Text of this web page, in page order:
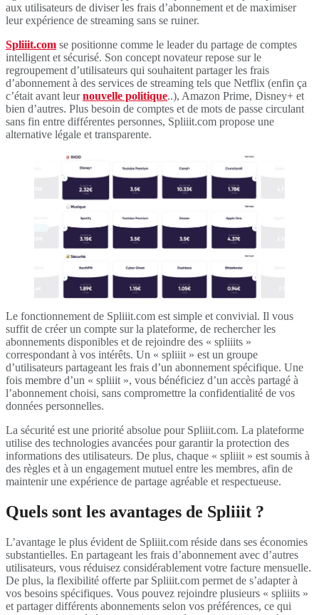
aux utilisateurs de diviser les frais d’abonnement et de maximiser
leur expérience de streaming sans se ruiner.
Spliiit.com se positionne comme le leader du partage de comptes
intelligent et sécurisé. Son concept novateur repose sur le
regroupement d’utilisateurs qui souhaitent partager les frais
d’abonnement à des services de streaming tels que Netflix (enfin ça
c’était avant leurnouvelle politique..), Amazon Prime, Disney+ et
bien d’autres. Plus besoin de comptes et de mots de passe circulant
sans fin entre différentes personnes, Spliiit.com propose une
alternative légale et transparente.
Le fonctionnement de Spliiit.com est simple et convivial. Il vous
suffit de créer un compte sur la plateforme, de rechercher les
abonnements disponibles et de rejoindre des « spliiits »
correspondant à vos intérêts. Un « spliiit » est un groupe
d’utilisateurs partageant les frais d’un abonnement spécifique. Une
fois membre d’un « spliiit », vous bénéficiez d’un accès partagé à
l’abonnement choisi, sans compromettre la confidentialité de vos
données personnelles.
La sécurité est une priorité absolue pour Spliiit.com. La plateforme
utilise des technologies avancées pour garantir la protection des
informations des utilisateurs. De plus, chaque « spliiit » est soumis à
des règles et à un engagement mutuel entre les membres, afin de
maintenir une expérience de partage agréable et respectueuse.
Quels sont les avantages de Spliiit ?
L’avantage le plus évident de Spliiit.com réside dans ses économies
substantielles. En partageant les frais d’abonnement avec d’autres
utilisateurs, vous réduisez considérablement votre facture mensuelle.
De plus, la flexibilité offerte par Spliiit.com permet de s’adapter à
vos besoins spécifiques. Vous pouvez rejoindre plusieurs « spliiits »
et partager différents abonnements selon vos préférences, ce qui